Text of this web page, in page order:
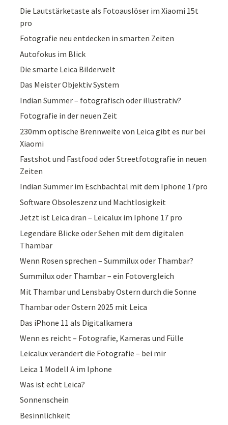
Die Lautstärketaste als Fotoauslöser im Xiaomi 15t
pro
Fotografie neu entdecken in smarten Zeiten
Autofokus im Blick
Die smarte Leica Bilderwelt
Das Meister Objektiv System
Indian Summer – fotografisch oder illustrativ?
Fotografie in der neuen Zeit
230mm optische Brennweite von Leica gibt es nur bei
Xiaomi
Fastshot und Fastfood oder Streetfotografie in neuen
Zeiten
Indian Summer im Eschbachtal mit dem Iphone 17pro
Software Obsoleszenz und Machtlosigkeit
Jetzt ist Leica dran – Leicalux im Iphone 17 pro
Legendäre Blicke oder Sehen mit dem digitalen
Thambar
Wenn Rosen sprechen – Summilux oder Thambar?
Summilux oder Thambar – ein Fotovergleich
Mit Thambar und Lensbaby Ostern durch die Sonne
Thambar oder Ostern 2025 mit Leica
Das iPhone 11 als Digitalkamera
Wenn es reicht – Fotografie, Kameras und Fülle
Leicalux verändert die Fotografie – bei mir
Leica 1 Modell A im Iphone
Was ist echt Leica?
Sonnenschein
Besinnlichkeit